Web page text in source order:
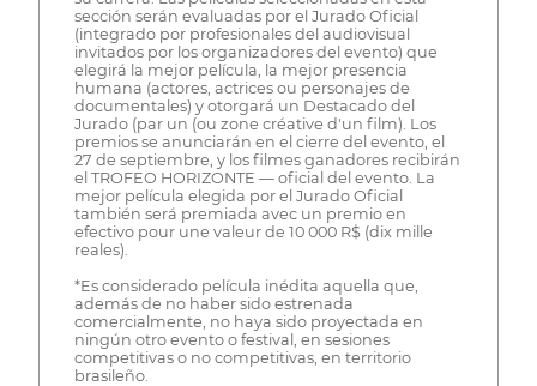
sección serán evaluadas por el Jurado Oficial
(integrado por profesionales del audiovisual
invitados por los organizadores del evento) que
elegirá la mejor película, la mejor presencia
humana (actores, actrices ou personajes de
documentales) y otorgará un Destacado del
Jurado (par un (ou zone créative d'un film). Los
premios se anunciarán en el cierre del evento, el
27 de septiembre, y los filmes ganadores recibirán
el TROFEO HORIZONTE — oficial del evento. La
mejor película elegida por el Jurado Oficial
también será premiada avec un premio en
efectivo pour une valeur de 10 000 R$ (dix mille
reales).
*Es considerado película inédita aquella que,
además de no haber sido estrenada
comercialmente, no haya sido proyectada en
ningún otro evento o festival, en sesiones
competitivas o no competitivas, en territorio
brasileño.